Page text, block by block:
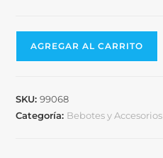
AGREGAR AL CARRITO
SKU:99068
Categoría: Bebotes y Accesorios